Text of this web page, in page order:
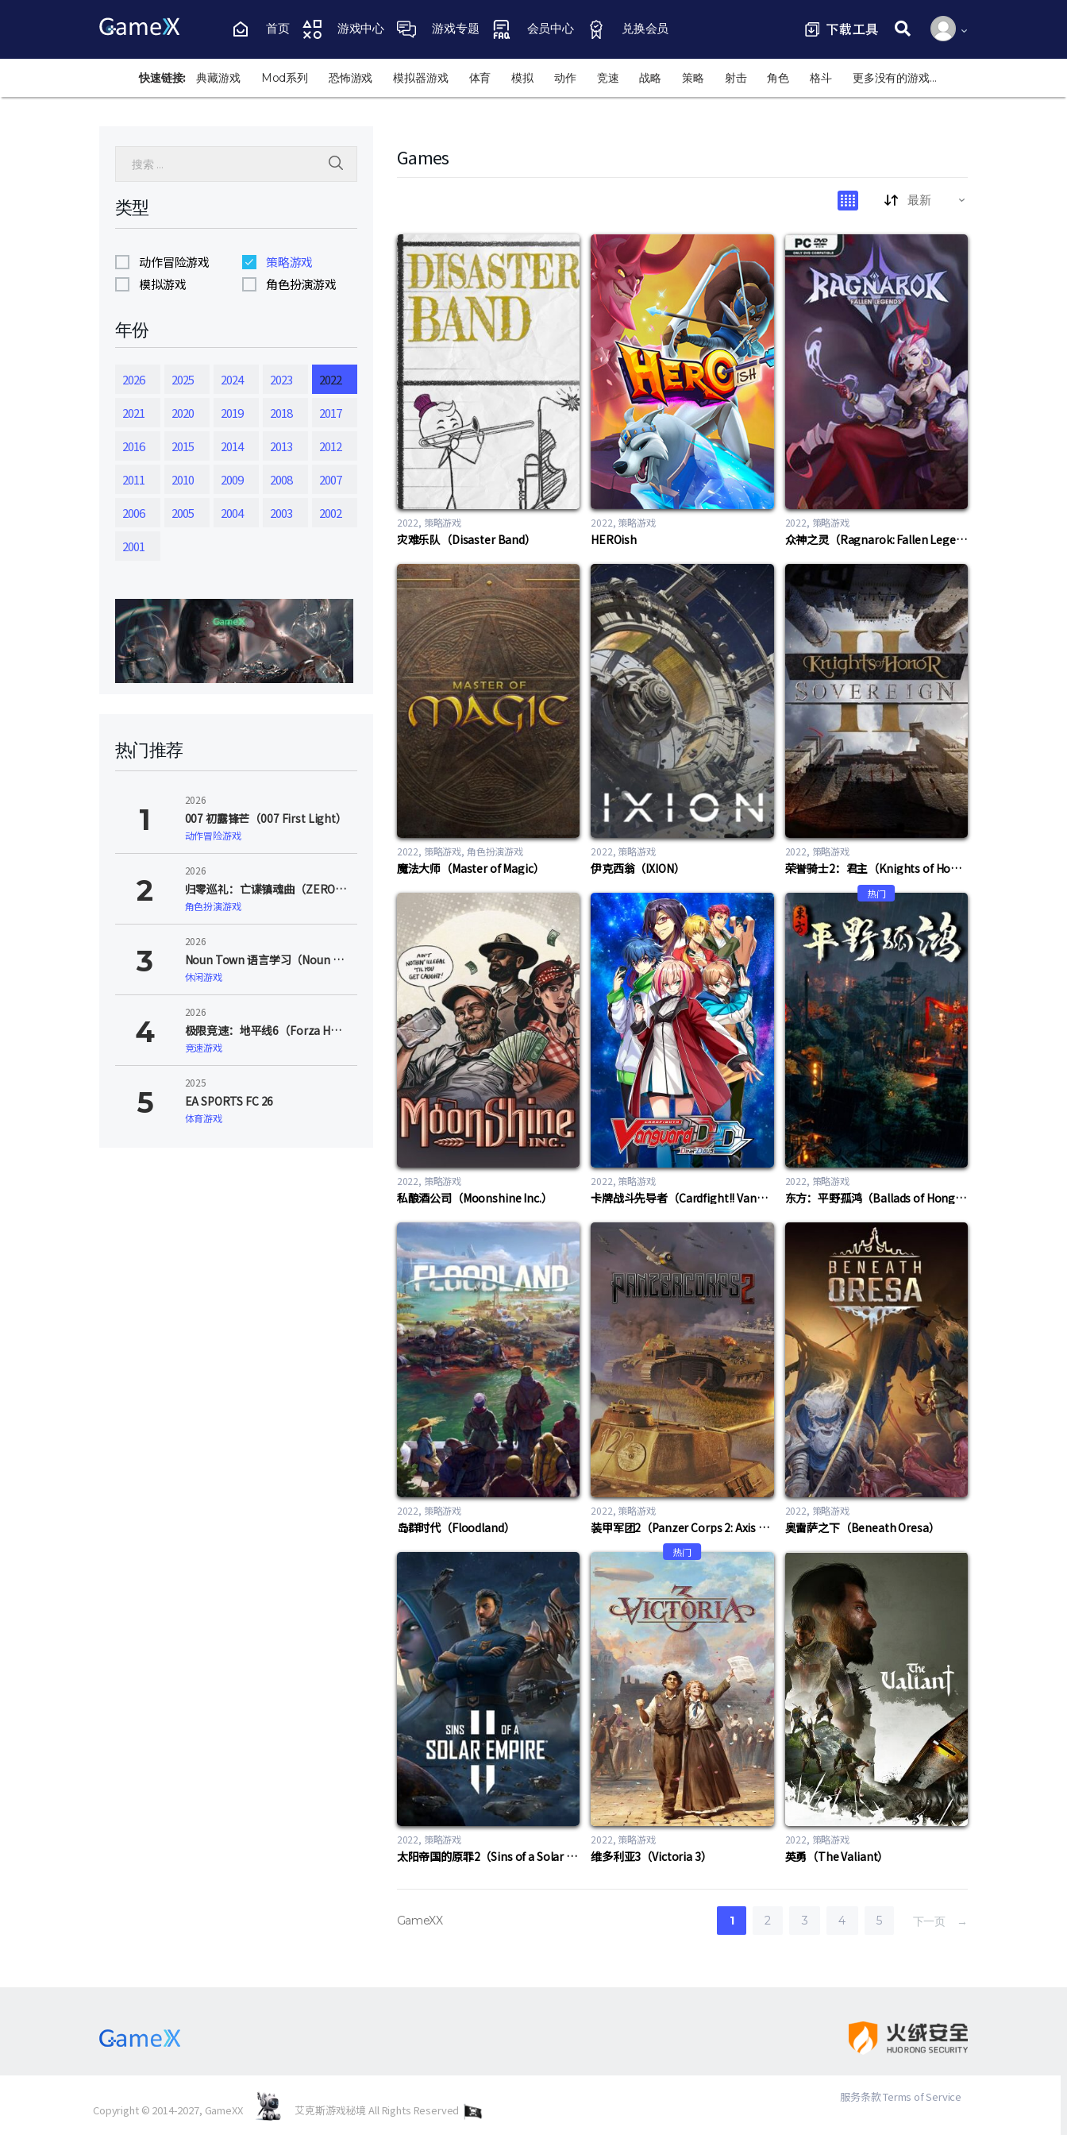
首页 游戏中心 游戏专题 会员中心 兑换会员
搜索:
快速链接: 典藏游戏 Mod系列 恐怖游戏 模拟器游戏 体育 模拟 动作 竞速 战略 策略 射击 角色 格斗 更多没有的游戏…
Games
2022 策略游戏
灾难乐队（Disaster Band）
2022 策略游戏
HEROish
2022 策略游戏
众神之灵（Ragnarok: Fallen Legends）
2022 策略游戏, 角色扮演游戏
魔法大师（Master of Magic）
2022 策略游戏
伊克西翁（IXION）
2022 策略游戏
荣誉骑士2：君主（Knights of Honor II: Sovereign）
2022 策略游戏
私酿酒公司（Moonshine Inc.）
2022 策略游戏
卡牌战斗先导者（Cardfight!! Vanguard Dear Days）
热门
2022 策略游戏
东方：平野孤鸿（Ballads of Hongye）
2022 策略游戏
岛群时代（Floodland）
2022 策略游戏
装甲军团2（Panzer Corps 2: Axis Operations – 1944）
2022 策略游戏
奥雷萨之下（Beneath Oresa）
2022 策略游戏
太阳帝国的原罪2（Sins of a Solar Empire II）
热门
2022 策略游戏
维多利亚3（Victoria 3）
2022 策略游戏
英勇（The Valiant）
GameXX 1 2 3 4 5 下一页 →
搜索:
类型
动作冒险游戏
模拟游戏
策略游戏
角色扮演游戏
年份
2026 2025 2024 2023
2022
2021
2020 2019 2018
2017
2016
2015 2014 2013
2012
2011
2010 2009 2008
2007
2006
2005 2004 2003
2002
2001
热门推荐
2026
007 初露锋芒（007 First Light）
动作冒险游戏
2026
归零巡礼：亡谍镇魂曲（ZERO PARADES: For Dead Spies）
角色扮演游戏
2026
Noun Town 语言学习（Noun Town Language Learning）
休闲游戏
2026
极限竞速：地平线6（Forza Horizon 6）
竞速游戏
2025
EA SPORTS FC 26
体育游戏
Copyright © 2014-2027, GameXX 艾克斯游戏秘境 All Rights Reserved
服务条款 Terms of Service